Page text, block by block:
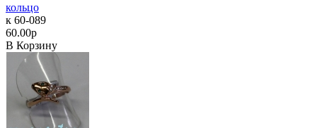
кольцо
к 60-089
60.00р
В Корзину